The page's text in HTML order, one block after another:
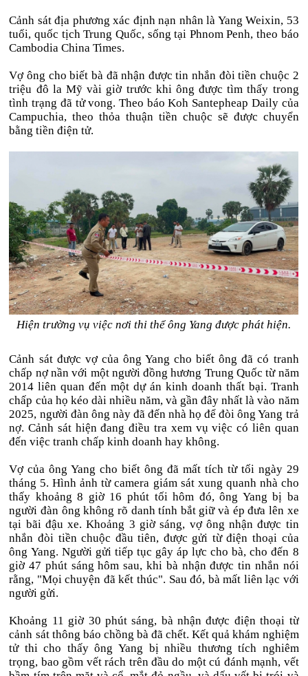
Cảnh sát địa phương xác định nạn nhân là Yang Weixin, 53
tuổi, quốc tịch Trung Quốc, sống tại Phnom Penh, theo báo
Cambodia China Times.
Vợ ông cho biết bà đã nhận được tin nhắn đòi tiền chuộc 2
triệu đô la Mỹ vài giờ trước khi ông được tìm thấy trong
tình trạng đã tử vong. Theo báo Koh Santepheap Daily của
Campuchia, theo thỏa thuận tiền chuộc sẽ được chuyển
bằng tiền điện tử.
Hiện trường vụ việc nơi thi thể ông Yang được phát hiện.
Cảnh sát được vợ của ông Yang cho biết ông đã có tranh
chấp nợ nần với một người đồng hương Trung Quốc từ năm
2014 liên quan đến một dự án kinh doanh thất bại. Tranh
chấp của họ kéo dài nhiều năm, và gần đây nhất là vào năm
2025, người đàn ông này đã đến nhà họ để đòi ông Yang trả
nợ. Cảnh sát hiện đang điều tra xem vụ việc có liên quan
đến việc tranh chấp kinh doanh hay không.
Vợ của ông Yang cho biết ông đã mất tích từ tối ngày 29
tháng 5. Hình ảnh từ camera giám sát xung quanh nhà cho
thấy khoảng 8 giờ 16 phút tối hôm đó, ông Yang bị ba
người đàn ông không rõ danh tính bắt giữ và ép đưa lên xe
tại bãi đậu xe. Khoảng 3 giờ sáng, vợ ông nhận được tin
nhắn đòi tiền chuộc đầu tiên, được gửi từ điện thoại của
ông Yang. Người gửi tiếp tục gây áp lực cho bà, cho đến 8
giờ 47 phút sáng hôm sau, khi bà nhận được tin nhắn nói
rằng, "Mọi chuyện đã kết thúc". Sau đó, bà mất liên lạc với
người gửi.
Khoảng 11 giờ 30 phút sáng, bà nhận được điện thoại từ
cảnh sát thông báo chồng bà đã chết. Kết quả khám nghiệm
tử thi cho thấy ông Yang bị nhiều thương tích nghiêm
trọng, bao gồm vết rách trên đầu do một cú đánh mạnh, vết